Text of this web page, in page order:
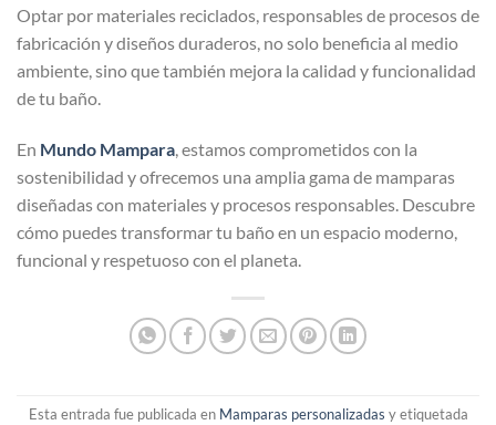
Optar por materiales reciclados, responsables de procesos de
fabricación y diseños duraderos, no solo beneficia al medio
ambiente, sino que también mejora la calidad y funcionalidad
de tu baño.
En Mundo Mampara, estamos comprometidos con la
sostenibilidad y ofrecemos una amplia gama de mamparas
diseñadas con materiales y procesos responsables. Descubre
cómo puedes transformar tu baño en un espacio moderno,
funcional y respetuoso con el planeta.
Esta entrada fue publicada en Mamparas personalizadas y etiquetada